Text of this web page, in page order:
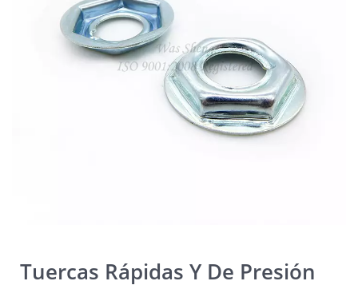
Tuercas Rápidas Y De Presión